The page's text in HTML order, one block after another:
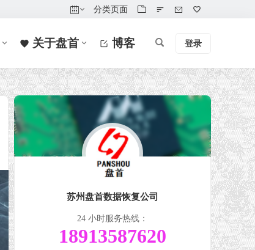
分类页面
关于盘首 博客 登录
苏州盘首数据恢复公司
24 小时服务热线：
18913587620